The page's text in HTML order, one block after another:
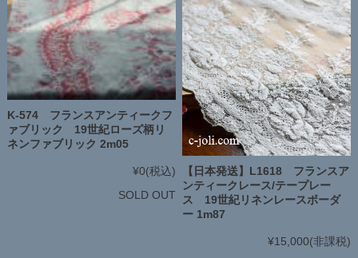
K-574 フランスアンティークフ
ァブリック 19世紀ローズ柄リ
ネンファブリック 2m05
¥0(税込)
SOLD OUT
【日本発送】L1618 フランスア
ンティークレース/テープレー
ス 19世紀リネンレースボーダ
ー 1m87
¥15,000(非課税)